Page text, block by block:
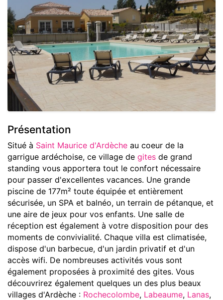
Présentation
Situé à Saint Maurice d'Ardèche au coeur de la
garrigue ardéchoise, ce village de gites de grand
standing vous apportera tout le confort nécessaire
pour passer d'excellentes vacances. Une grande
piscine de 177m² toute équipée et entièrement
sécurisée, un SPA et balnéo, un terrain de pétanque, et
une aire de jeux pour vos enfants. Une salle de
réception est également à votre disposition pour des
moments de convivialité. Chaque villa est climatisée,
dispose d'un barbecue, d'un jardin privatif et d'un
accès wifi. De nombreuses activités vous sont
également proposées à proximité des gites. Vous
découvrirez également quelques un des plus beaux
villages d'Ardèche : Rochecolombe, Labeaume, Lanas,